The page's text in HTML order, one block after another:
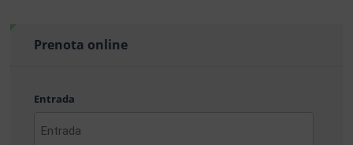
Prenota online
Entrada
AAAA